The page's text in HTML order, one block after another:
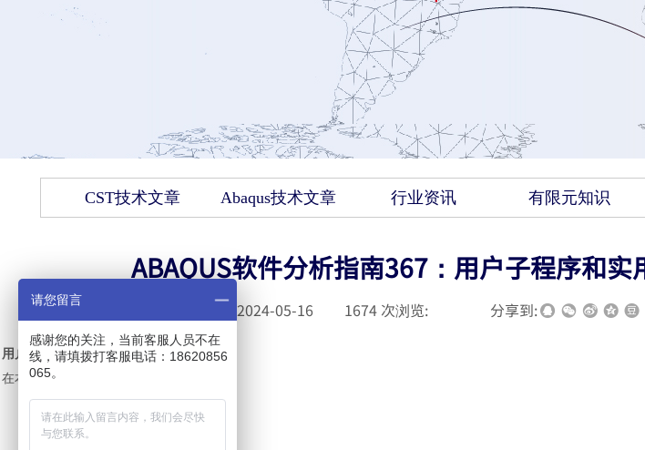
CST技术文章 Abaqus技术文章 行业资讯 有限元知识
ABAQUS软件分析指南367：用户子程序和实
2024-05-16 1674 次浏览: 分享到:
用户子程序和实用程序
在本节中：
l关于用户子程序和实用程序
表集合、参数表和属性表
请您留言
感谢您的关注，当前客服人员不在
线，请填拨打客服电话：18620856
065。